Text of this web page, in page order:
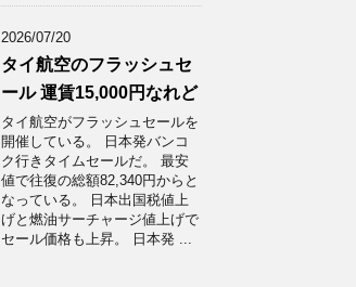
2026/07/20
タイ航空のフラッシュセ
ール 運賃15,000円なれど
タイ航空がフラッシュセールを
開催している。 日本発バンコ
ク行きタイムセールだ。 最安
値で往復の総額82,340円からと
なっている。 日本出国税値上
げと燃油サーチャージ値上げで
セール価格も上昇。 日本発 ...